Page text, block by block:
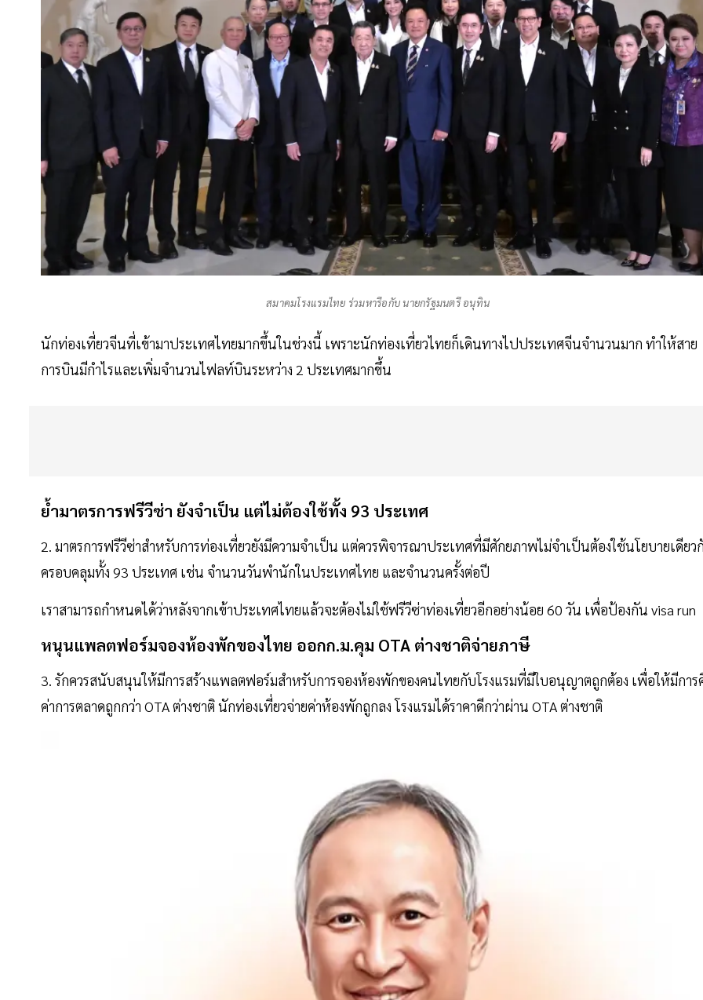
สมาคมโรงแรมไทย ร่วมหารือกับ นายกรัฐมนตรี อนุทิน
นักท่องเที่ยวจีนที่เข้ามาประเทศไทยมากขึ้นในช่วงนี้ เพราะนักท่องเที่ยวไทยก็เดินทางไปประเทศจีนจำนวนมาก ทำให้สาย
การบินมีกำไรและเพิ่มจำนวนไฟลท์บินระหว่าง 2 ประเทศมากขึ้น
ย้ำมาตรการฟรีวีซ่า ยังจำเป็น แต่ไม่ต้องใช้ทั้ง 93 ประเทศ
2. มาตรการฟรีวีซ่าสำหรับการท่องเที่ยวยังมีความจำเป็น แต่ควรพิจารณาประเทศที่มีศักยภาพไม่จำเป็นต้องใช้นโยบายเดียว
ครอบคลุมทั้ง 93 ประเทศ เช่น จำนวนวันพำนักในประเทศไทย และจำนวนครั้งต่อปี
เราสามารถกำหนดได้ว่าหลังจากเข้าประเทศไทยแล้วจะต้องไม่ใช้ฟรีวีซ่าท่องเที่ยวอีกอย่างน้อย 60 วัน เพื่อป้องกัน visa run
หนุนแพลตฟอร์มจองห้องพักของไทย ออกก.ม.คุม OTA ต่างชาติจ่ายภาษี
3. รักควรสนับสนุนให้มีการสร้างแพลตฟอร์มสำหรับการจองห้องพักของคนไทยกับโรงแรมที่มีใบอนุญาตถูกต้อง เพื่อให้มีการ
ค่าการตลาดถูกกว่า OTA ต่างชาติ นักท่องเที่ยวจ่ายค่าห้องพักถูกลง โรงแรมได้ราคาดีกว่าผ่าน OTA ต่างชาติ